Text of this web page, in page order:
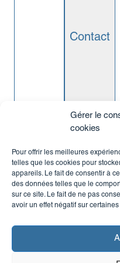
Gérer le
cookies
Pour offrir les meilleures
telles que les cookies pour
appareils. Le fait de consentir à
des données telles que le
sur ce site. Le fait de ne pas
avoir un effet négatif sur
Contact
Où investir ?
À Mâcon
Nos expertises
Investissement Locatif
Gestion locative
Vente
Nos annonces
Nos investissements